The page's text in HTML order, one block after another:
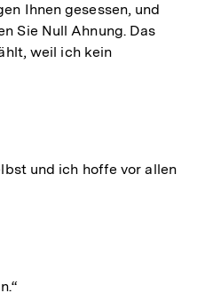
Ihnen gesessen, und
Sie Null Ahnung. Das
weil ich kein
und ich hoffe vor allen